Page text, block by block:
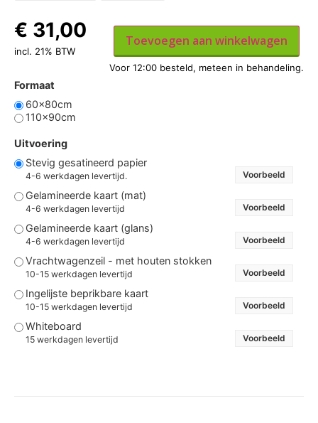
Formaat
60x80cm
110x90cm
Uitvoering
Stevig gesatineerd papier
4-6 werkdagen levertijd. Voorbeeld
Gelamineerde kaart (mat)
4-6 werkdagen levertijd Voorbeeld
Gelamineerde kaart (glans)
4-6 werkdagen levertijd Voorbeeld
Vrachtwagenzeil - met houten stokken
10-15 werkdagen levertijd Voorbeeld
Ingelijste beprikbare kaart
10-15 werkdagen levertijd Voorbeeld
Whiteboard
15 werkdagen levertijd Voorbeeld
€ 31,00
incl. 21% BTW
Toevoegen aan winkelwagen